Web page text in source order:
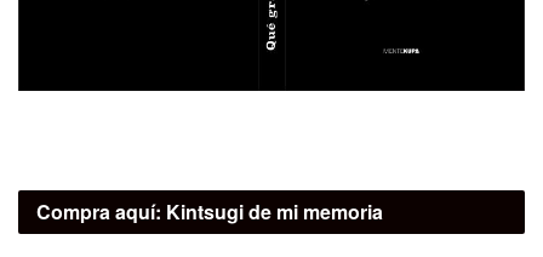
Compra aquí: Kintsugi de mi memoria